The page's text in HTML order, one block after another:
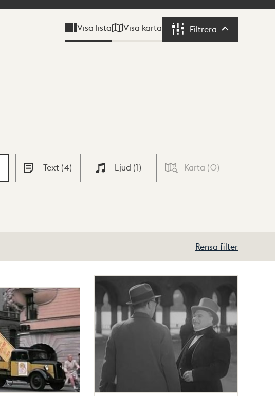
Visa lista Visa karta Filtrera Filtrera
Text (4) Ljud (1) Karta (0)
Rensa filter